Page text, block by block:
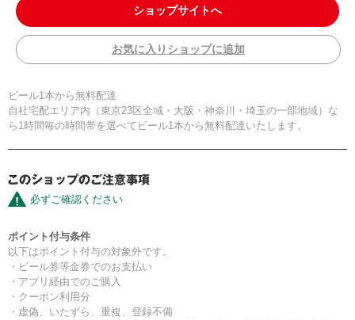
ショップサイトへ
お気に入りショップに追加
ビール1本から無料配達
自社宅配エリア内（東京23区全域・大阪・神奈川・埼玉の一部地域）な
ら1時間毎の時間帯を選べてビール1本から無料配達いたします。
必ずご確認ください
ポイント付与条件
以下はポイント付与の対象外です。
・ビール券等金券でのお支払い
・アプリ経由でのご購入
・クーポン利用分
・虚偽、いたずら、重複、登録不備